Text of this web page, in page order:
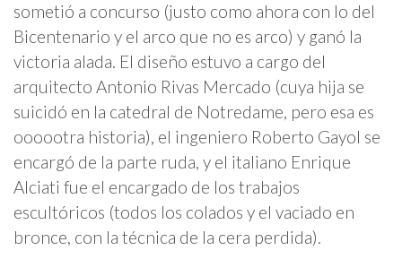
sometió a concurso (justo como ahora con lo del
Bicentenario y el arco que no es arco) y ganó la
victoria alada. El diseño estuvo a cargo del
arquitecto Antonio Rivas Mercado (cuya hija se
suicidó en la catedral de Notredame, pero esa es
oooootra historia), el ingeniero Roberto Gayol se
encargó de la parte ruda, y el italiano Enrique
Alciati fue el encargado de los trabajos
escultóricos (todos los colados y el vaciado en
bronce, con la técnica de la cera perdida).